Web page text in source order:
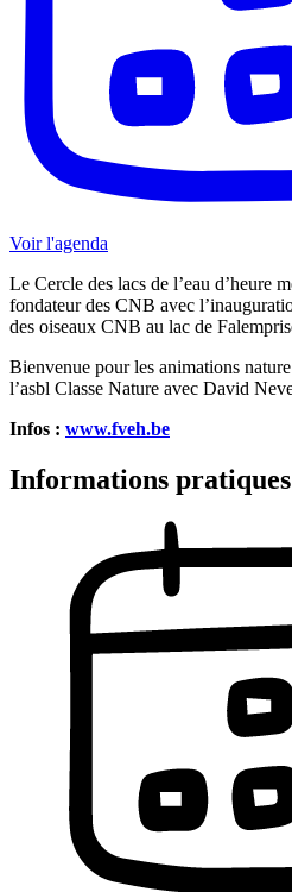
Voir l'agenda
Le Cercle des lacs de l’eau d’heure
fondateur des CNB avec
des oiseaux CNB au lac de
Bienvenue pour les animations
l’asbl Classe Nature avec David
Infos : www.fveh.be
Informations pratiques